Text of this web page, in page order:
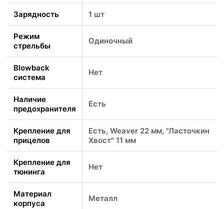
Зарядность 1 шт
Режим
стрельбы
Одиночный
Blowback
система
Нет
Наличие
предохранителя
Есть
Крепление для
прицелов
Есть, Weaver 22 мм, "Ласточкин
Хвост" 11 мм
Крепление для
тюнинга
Нет
Материал
корпуса
Металл